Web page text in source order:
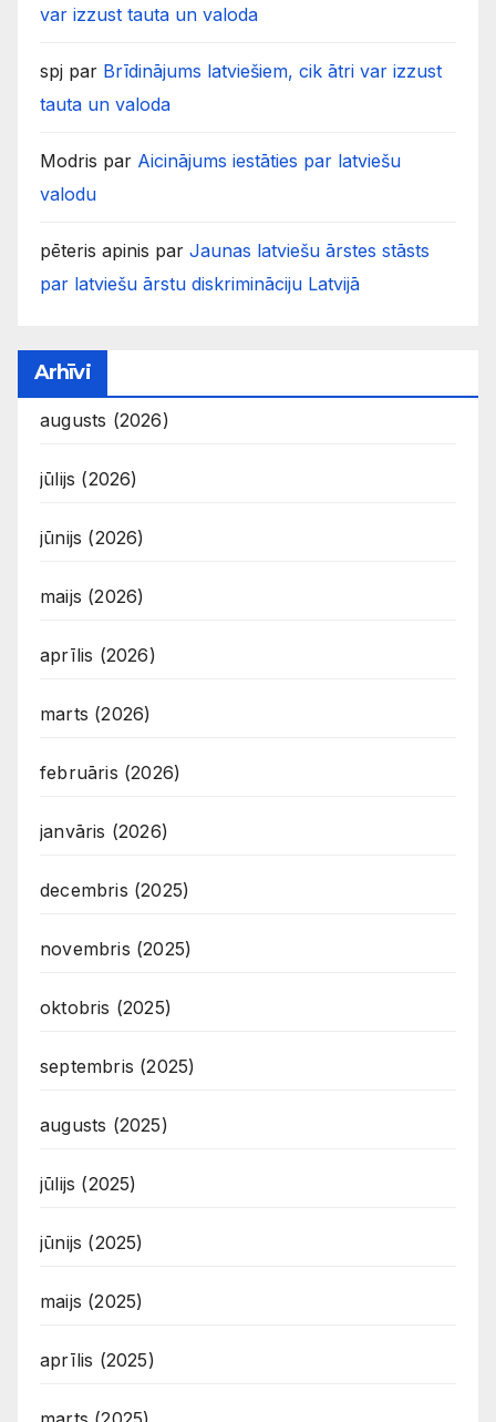
var izzust tauta un valoda
spj par Brīdinājums latviešiem, cik ātri var izzust
tauta un valoda
Modris par Aicinājums iestāties par latviešu
valodu
pēteris apinis par Jaunas latviešu ārstes stāsts
par latviešu ārstu diskrimināciju Latvijā
Arhīvi
augusts (2026)
jūlijs (2026)
jūnijs (2026)
maijs (2026)
aprīlis (2026)
marts (2026)
februāris (2026)
janvāris (2026)
decembris (2025)
novembris (2025)
oktobris (2025)
septembris (2025)
augusts (2025)
jūlijs (2025)
jūnijs (2025)
maijs (2025)
aprīlis (2025)